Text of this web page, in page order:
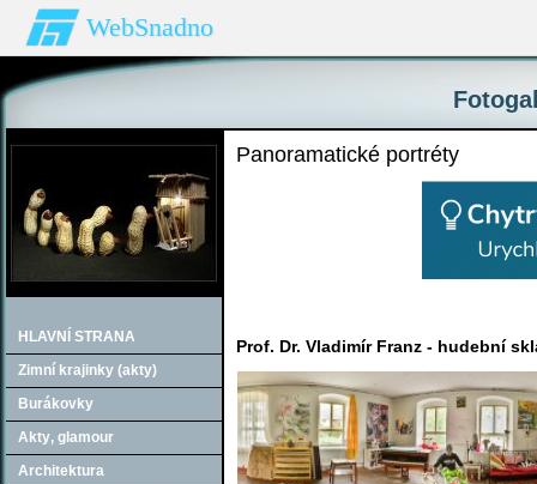
WebSnadno
HLAVNÍ STRANA
Zimní krajinky (akty)
Burákovky
Akty‚ glamour
Architektura
Panoramatické portréty
Prof. Dr. Vladimír Franz - hudební